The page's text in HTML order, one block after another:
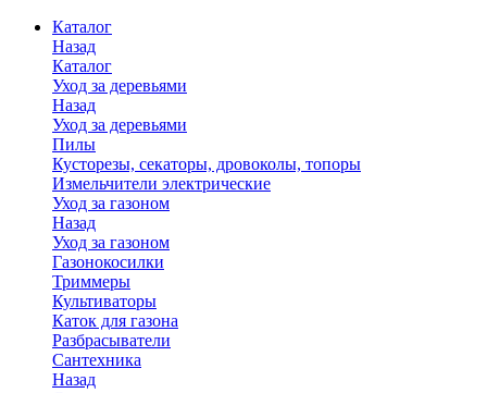
Каталог
Назад
Каталог
Уход за деревьями
Назад
Уход за деревьями
Пилы
Кусторезы, секаторы, дровоколы, топоры
Измельчители электрические
Уход за газоном
Назад
Уход за газоном
Газонокосилки
Триммеры
Культиваторы
Каток для газона
Разбрасыватели
Сантехника
Назад